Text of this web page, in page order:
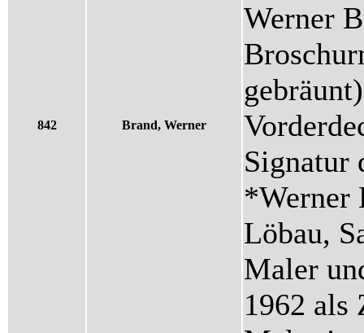
842 Brand, Werner
Werner
Signatur
*Werner
Löbau,
Maler
1962 als